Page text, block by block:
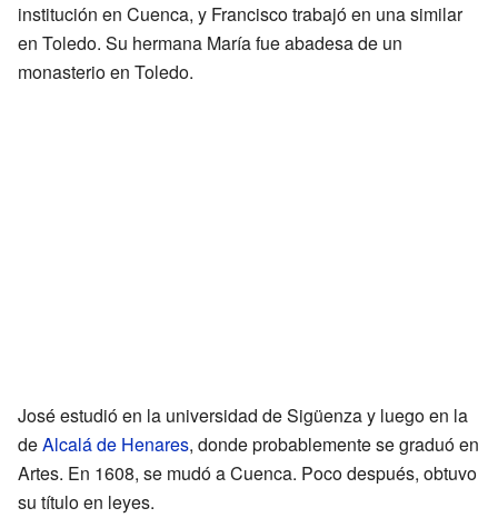
institución en Cuenca, y Francisco trabajó en una similar
en Toledo. Su hermana María fue abadesa de un
monasterio en Toledo.
José estudió en la universidad de Sigüenza y luego en la
deAlcalá de Henares, donde probablemente se graduó en
Artes. En 1608, se mudó a Cuenca. Poco después, obtuvo
su título en leyes.